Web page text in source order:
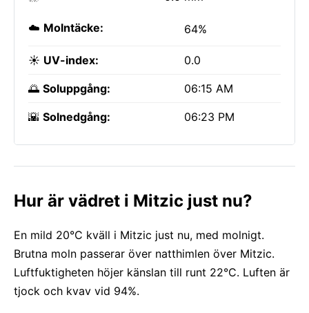
☁️ Molntäcke: 64%
☀️ UV-index: 0.0
🌅 Soluppgång: 06:15 AM
🌇 Solnedgång: 06:23 PM
Hur är vädret i Mitzic just nu?
En mild 20°C kväll i Mitzic just nu, med molnigt.
Brutna moln passerar över natthimlen över Mitzic.
Luftfuktigheten höjer känslan till runt 22°C. Luften är
tjock och kvav vid 94%.